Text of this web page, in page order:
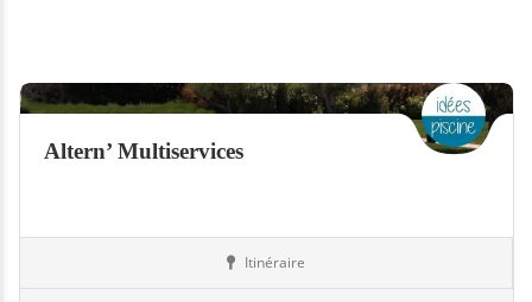
Altern’ Multiservices
Itinéraire